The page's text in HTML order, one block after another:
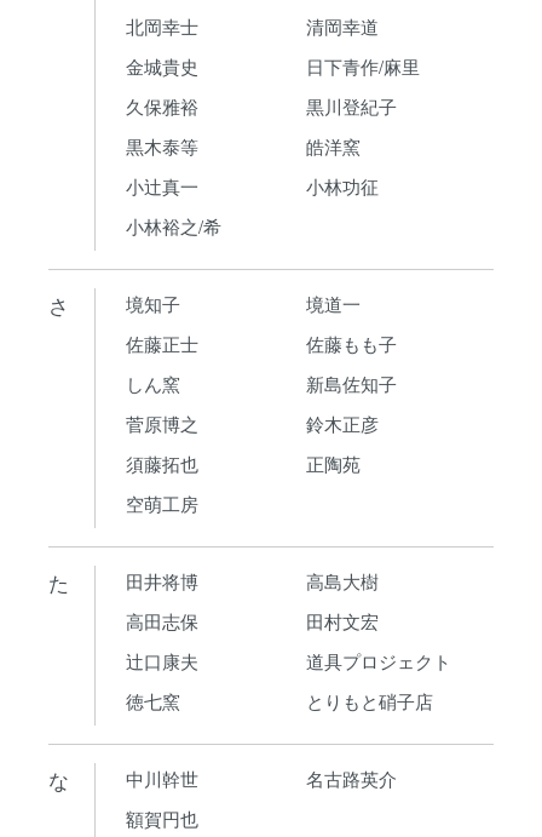
北岡幸士
清岡幸道
金城貴史
日下青作/麻里
久保雅裕
黒川登紀子
黒木泰等
皓洋窯
小辻真一
小林功征
小林裕之/希
さ 境知子
境道一
佐藤正士
佐藤もも子
しん窯
新島佐知子
菅原博之
鈴木正彦
須藤拓也
正陶苑
空萌工房
た 田井将博
高島大樹
高田志保
田村文宏
辻口康夫
道具プロジェクト
徳七窯
とりもと硝子店
な 中川幹世
名古路英介
額賀円也